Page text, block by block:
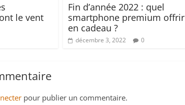
le vent
Fin d’année 2022 : quel
smartphone premium offrir
en cadeau ?
décembre 3, 2022 0
pour publier un commentaire.